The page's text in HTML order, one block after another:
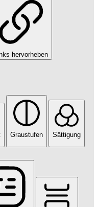
hervorheben
Graustufen Sättigung